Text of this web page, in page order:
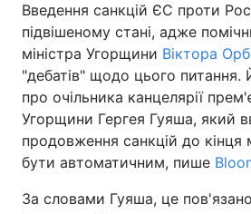
Введення санкцій ЄС проти
підвішеному стані, адже
міністра Угорщини Віктора
"дебатів" щодо цього питання.
про очільника канцелярії
Угорщини Гергея Гуяша, який
продовження санкцій до кінця
бути автоматичним, пише
За словами Гуяша, це